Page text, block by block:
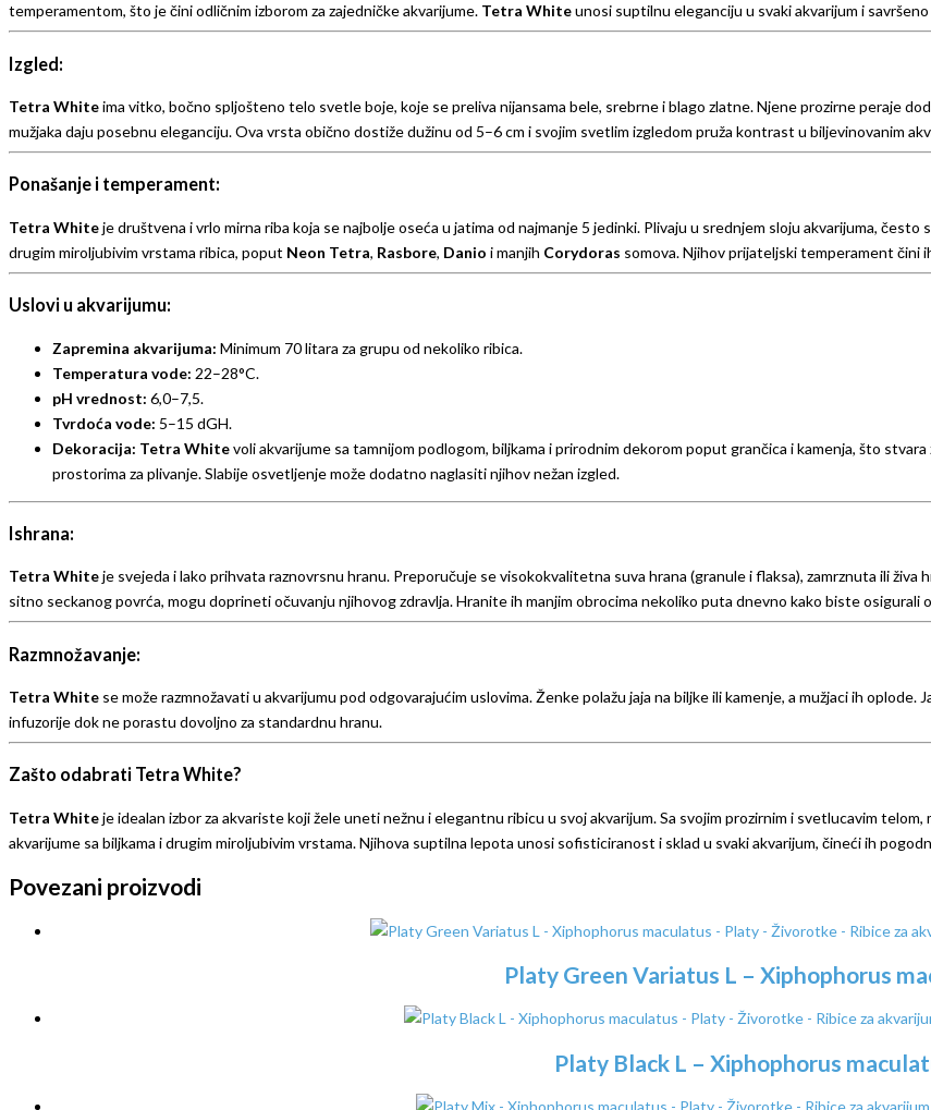
temperamentom, što je čini odličnim izborom za zajedničke akvarijume. Tetra Whiteunosi suptilnu eleganciju u svaki akvarijum i
Izgled:
Tetra Whiteima vitko, bočno spljošteno telo svetle boje, koje se preliva nijansama bele, srebrne i blago zlatne. Njene prozirne peraje
mužjaka daju posebnu eleganciju. Ova vrsta obično dostiže dužinu od 5–6 cm i svojim svetlim izgledom pruža kontrast u biljevinovanim
Ponašanje i temperament:
Tetra Whiteje društvena i vrlo mirna riba koja se najbolje oseća u jatima od najmanje 5 jedinki. Plivaju u srednjem sloju akvarijuma,
drugim miroljubivim vrstama ribica, poput Neon Tetra, Rasbore, Danio i manjih Corydoras somova. Njihov prijateljski temperament čini
Uslovi u akvarijumu:
Zapremina akvarijuma: Minimum 70 litara za grupu od nekoliko ribica.
Temperatura vode: 22–28°C.
pH vrednost: 6,0–7,5.
Tvrdoća vode: 5–15 dGH.
Dekoracija: Tetra Whitevoli akvarijume sa tamnijom podlogom, biljkama i prirodnim dekorom poput grančica i kamenja, što
prostorima za plivanje. Slabije osvetljenje može dodatno naglasiti njihov nežan izgled.
Ishrana:
Tetra Whiteje svejeda i lako prihvata raznovrsnu hranu. Preporučuje se visokokvalitetna suva hrana (granule i flaksa), zamrznuta ili
sitno seckanog povrća, mogu doprineti očuvanju njihovog zdravlja. Hranite ih manjim obrocima nekoliko puta dnevno kako biste osigurali
Razmnožavanje:
Tetra White se može razmnožavati u akvarijumu pod odgovarajućim uslovima. Ženke polažu jaja na biljke ili kamenje, a mužjaci ih
infuzorije dok ne porastu dovoljno za standardnu hranu.
Zašto odabrati Tetra White?
Tetra Whiteje idealan izbor za akvariste koji žele uneti nežnu i elegantnu ribicu u svoj akvarijum. Sa svojim prozirnim i svetlucavim
akvarijume sa biljkama i drugim miroljubivim vrstama. Njihova suptilna lepota unosi sofisticiranost i sklad u svaki akvarijum, čineći ih
Povezani proizvodi
Platy Green Variatus L – Xiphophorus
Platy Black L – Xiphophorus